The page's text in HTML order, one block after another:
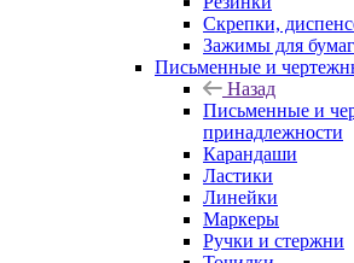
Скрепки,
Зажимы для
Письменные и
Назад
Письменные и
принадлежности
Карандаши
Ластики
Линейки
Маркеры
Ручки и стержни